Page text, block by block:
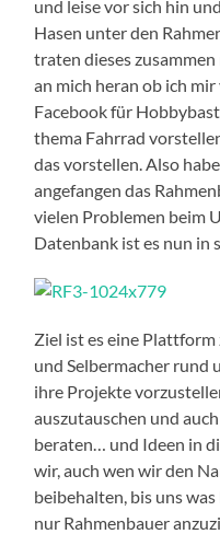
und leise vor sich hin
Hasen unter den
traten dieses
an mich heran ob ich
Facebook für
thema Fahrrad
das vorstellen. Also
angefangen das
vielen Problemen beim
Datenbank ist es nun in
Ziel ist es eine
und Selbermacher rund
ihre Projekte
auszutauschen und
beraten… und Ideen in
wir, auch wen wir den
beibehalten, bis uns
nur Rahmenbauer